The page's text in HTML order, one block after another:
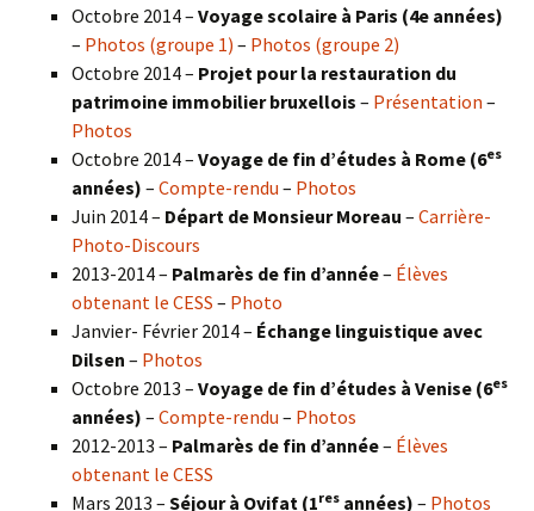
Octobre 2014 – Voyage scolaire à Paris (4e années)
– Photos (groupe 1) – Photos (groupe 2)
Octobre 2014 – Projet pour la restauration du
patrimoine immobilier bruxellois – Présentation –
Photos
Octobre 2014 – Voyage de fin d’études à Rome (6es
années) – Compte-rendu – Photos
Juin 2014 – Départ de Monsieur Moreau – Carrière-
Photo-Discours
2013-2014 – Palmarès de fin d’année– Élèves
obtenant le CESS – Photo
Janvier- Février 2014 – Échange linguistique avec
Dilsen – Photos
Octobre 2013 – Voyage de fin d’études à Venise (6es
années) – Compte-rendu – Photos
2012-2013 – Palmarès de fin d’année– Élèves
obtenant le CESS
Mars 2013 – Séjour à Ovifat (1res années) – Photos